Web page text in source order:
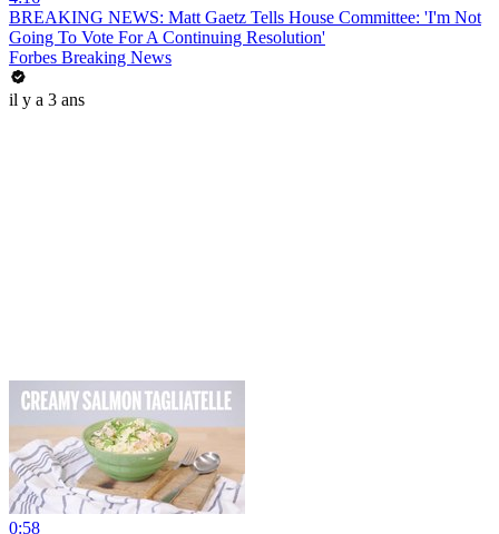
BREAKING NEWS: Matt Gaetz Tells House Committee: 'I'm Not
Going To Vote For A Continuing Resolution'
Forbes Breaking News
il y a 3 ans
0:58